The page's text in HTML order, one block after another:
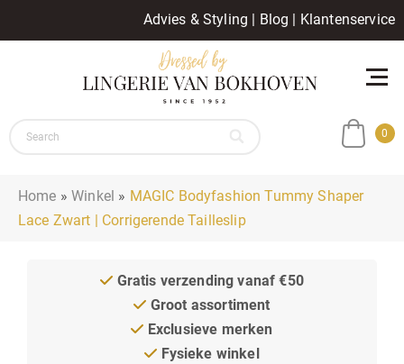
Advies & Styling | Blog | Klantenservice
0
Home »Winkel » MAGIC Bodyfashion Tummy Shaper
Lace Zwart | Corrigerende Tailleslip
Gratis verzending vanaf €50
Groot assortiment
Exclusieve merken
Fysieke winkel